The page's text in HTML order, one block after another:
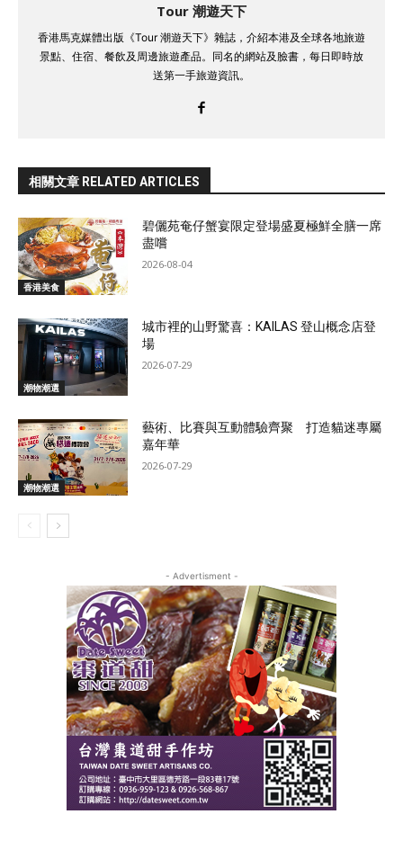
Tour 潮遊天下
香港馬克媒體出版《Tour 潮遊天下》雜誌，介紹本港及全球各地旅遊
景點、住宿、餐飲及周邊旅遊產品。同名的網站及臉書，每日即時放
送第一手旅遊資訊。
相關文章 RELATED ARTICLES
香港美食
碧儷苑奄仔蟹宴限定登場盛夏極鮮全膳一席
盡嚐
2026-08-04
潮物潮選
城市裡的山野驚喜：KAILAS 登山概念店登
場
2026-07-29
潮物潮選
藝術、比賽與互動體驗齊聚 打造貓迷專屬
嘉年華
2026-07-29
- Advertisment -